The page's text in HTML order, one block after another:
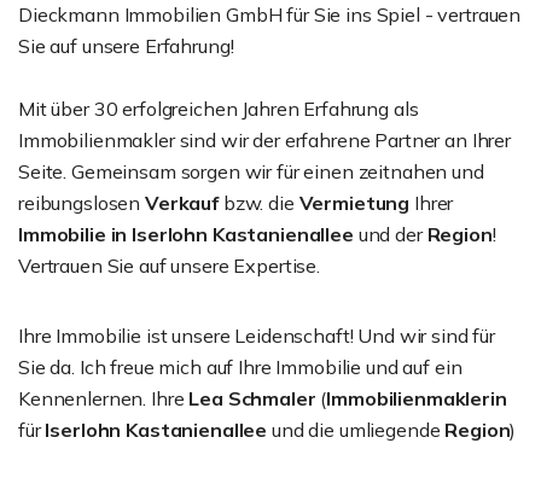
Dieckmann Immobilien GmbH für Sie ins Spiel - vertrauen
Sie auf unsere Erfahrung!
Mit über 30 erfolgreichen Jahren Erfahrung als
Immobilienmakler sind wir der erfahrene Partner an Ihrer
Seite. Gemeinsam sorgen wir für einen zeitnahen und
reibungslosen Verkauf bzw. die Vermietung Ihrer
Immobilie in Iserlohn Kastanienallee und der Region!
Vertrauen Sie auf unsere Expertise.
Ihre Immobilie ist unsere Leidenschaft! Und wir sind für
Sie da. Ich freue mich auf Ihre Immobilie und auf ein
Kennenlernen. Ihre Lea Schmaler (Immobilienmaklerin
fürIserlohn Kastanienallee und die umliegende Region)